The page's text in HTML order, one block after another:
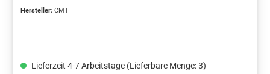
Hersteller: CMT
Lieferzeit 4-7 Arbeitstage (Lieferbare Menge: 3)